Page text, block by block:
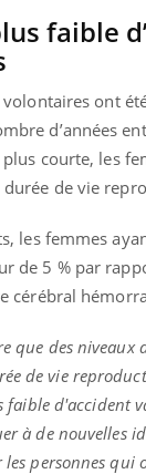
faible
volontaires ont
d’années
courte, les
de vie
les femmes
de 5 % par
cérébral
que des
de vie
faible d'accident
à de nouvelles
les personnes